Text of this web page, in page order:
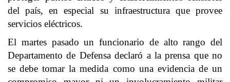
del país, en especial su infraestructura que provee
servicios eléctricos.
El martes pasado un funcionario de alto rango del
Departamento de Defensa declaró a la prensa que no
se debe tomar la medida como una evidencia de un